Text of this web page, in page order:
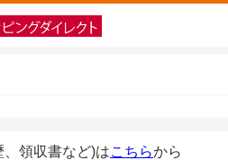
領収書など)はこちらから